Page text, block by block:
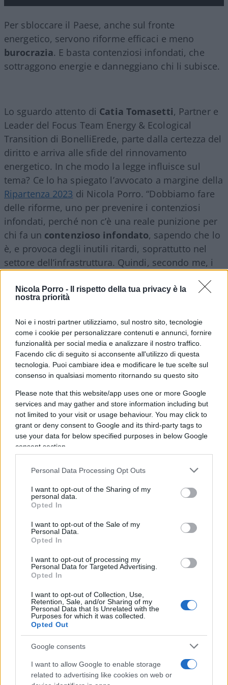
Nicola Porro -
Il rispetto della tua privacy è la
nostra priorità
Noi e i nostri partner utilizziamo, sul nostro sito, tecnologie
come i cookie per personalizzare contenuti e annunci, fornire
funzionalità per social media e analizzare il nostro traffico.
Facendo clic di seguito si acconsente all'utilizzo di questa
tecnologia. Puoi cambiare idea e modificare le tue scelte sul
consenso in qualsiasi momento ritornando su questo sito
Please note that this website/app uses one or more Google
services and may gather and store information including but
not limited to your visit or usage behaviour. You may click to
grant or deny consent to Google and its third-party tags to
use your data for below specified purposes in below Google
consent section.
Personal Data Processing Opt Outs
I want to opt-out of the Sharing of my
personal data.
Opted In
I want to opt-out of the Sale of my
Personal Data.
Opted In
I want to opt-out of processing my
Personal Data for Targeted Advertising.
Opted In
I want to opt-out of Collection, Use,
Retention, Sale, and/or Sharing of my
Personal Data that Is Unrelated with the
Purposes for which it was collected.
Opted Out
Google consents
I want to allow Google to enable storage
related to advertising like cookies on web or
Per sbloccare il Paese, anche sul fronte
energetico, servono riforme efficaci e meno
burocrazia. E basta contenziosi infondati, che
sottraggono energie e danneggiano chi li subisce.
Lo sguardo attento di Catia Tomasetti, Partner e
Leader del Focus Team Energy & Ecological
Transition di BonelliErede, parte dalla certezza del
diritto e arriva alle sfide del rinnovamento
energetico. In che modo la legge influisce sul
tema? Ce lo ha spiegato l’avvocato a margine della
Ripartenza 2023 di Nicola Porro. “Dobbiamo fare
delle riforme, uno per prevenire i contenziosi
infondati, perché non c’è una reale punizione per
chi fa un contenzioso infondato, sapendo che lo
è, e provoca degli inutili ritardi, soprattutto nel
settore dell’infrastruttura. Quindi, secondo me, i
dibattito e alcune riforme in questo senso”, ha
affermato Tomasetti. “Dobbiamo sviluppare
cultura delle infrastrutture
, e la cultura delle
infrastrutture si spiega con mille effetti.
Sicuramente la sfida della digitalizzazione e lo
sviluppo di una cultura digitale sono importanti,
ma è anche importante diffondere un metodo,
sempre più prosciugate”, ha proseguito l’avvocato.
Infine, un cenno agliattivisti climaticiche
manifestano, spesso sfidando la legge. “In chi
combatte quelle battaglia forse non c’è una
consapevolezza del danno reale che si arreca al
Paese, perché sono convinta che chi le combatte
lo faccia in buona fede, convinto di combattere un
mostro. Allora è lì che la cultura può aiutarci, nel
senso che all’estero, ad esempio, ci sono tecnici
di grande reputazione che il cittadino ascolta…”.
Tomasetti.
Marco Leardi, 30 gennaio 2023